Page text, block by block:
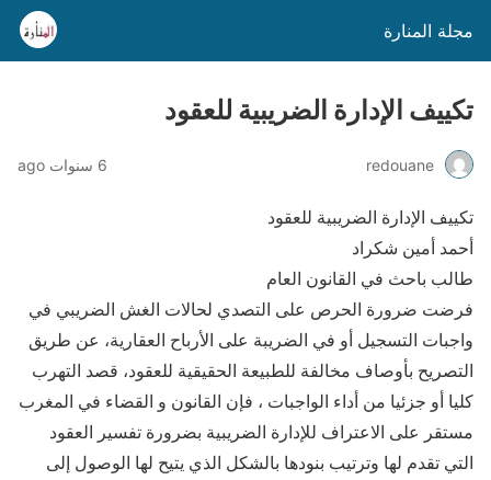
مجلة المنارة
تكييف الإدارة الضريبية للعقود
redouane 6 سنوات ago
تكييف الإدارة الضريبية للعقود
أحمد أمين شكراد
طالب باحث في القانون العام
فرضت ضرورة الحرص على التصدي لحالات الغش الضريبي في
واجبات التسجيل أو في الضريبة على الأرباح العقارية، عن طريق
التصريح بأوصاف مخالفة للطبيعة الحقيقية للعقود، قصد التهرب
كليا أو جزئيا من أداء الواجبات ، فإن القانون و القضاء في المغرب
مستقر على الاعتراف للإدارة الضريبية بضرورة تفسير العقود
التي تقدم لها وترتيب بنودها بالشكل الذي يتيح لها الوصول إلى